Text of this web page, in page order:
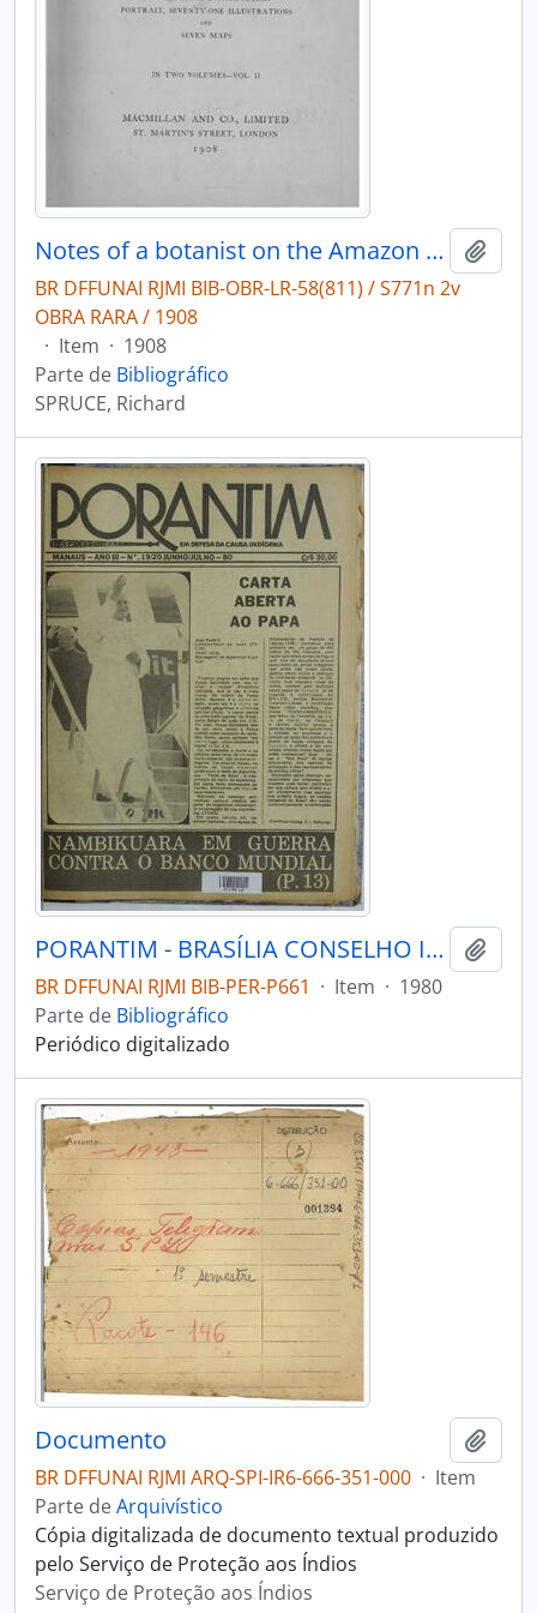
Notes of a botanist on the Amazon & Andes being records of travel on the Amazon and its tributaries, the Trombetas, rio Negro, Uaupés, Casiquiari, Pacimoni, Huallaga and Pastasa; as also to the cataracts of the Orinoco, along the eastern side of the Andes of Peru and Ecuador, and the shores of the Pacific, during the years 1849-1864
BR DFFUNAI RJMI BIB-OBR-LR-58(811) / S771n 2v
OBRA RARA / 1908
· Item · 1908
Parte de Bibliográfico
SPRUCE, Richard
PORANTIM - BRASÍLIA CONSELHO INDIGENISTA MISSIONÁRIO - 1980 - Nº1920
BR DFFUNAI RJMI BIB-PER-P661 · Item · 1980
Parte de Bibliográfico
Periódico digitalizado
Documento
BR DFFUNAI RJMI ARQ-SPI-IR6-666-351-000 · Item
Parte deArquivístico
Cópia digitalizada de documento textual produzido
pelo Serviço de Proteção aos Índios
Serviço de Proteção aos Índios